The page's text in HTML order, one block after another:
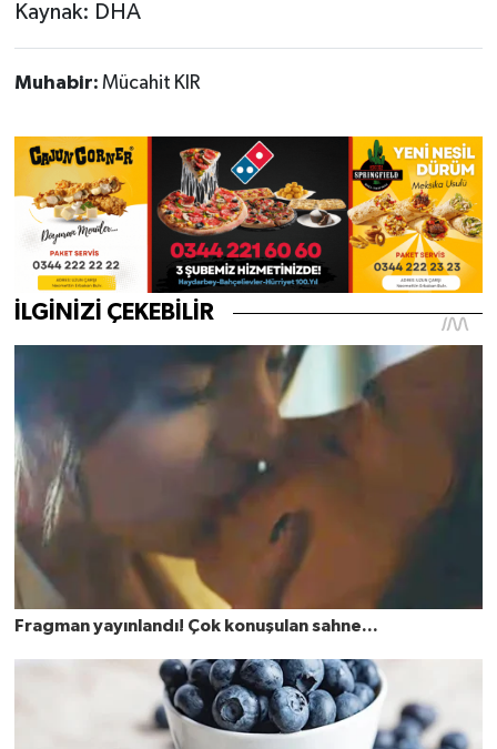
Kaynak: DHA
Muhabir: Mücahit KIR